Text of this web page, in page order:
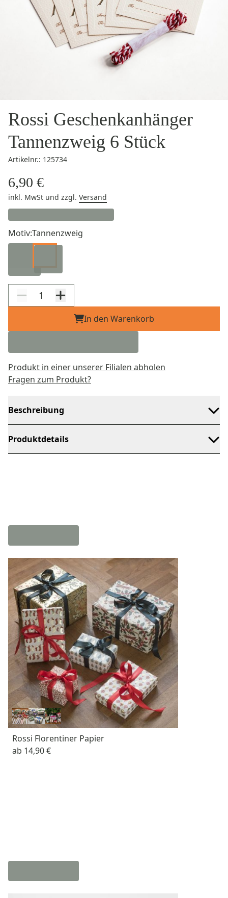
Rossi Geschenkanhänger
Tannenzweig 6 Stück
Artikelnr.: 125734
6,90 €
inkl. MwSt und zzgl. Versand
Motiv:Tannenzweig
In den Warenkorb
Produkt in einer unserer Filialen abholen
Fragen zum Produkt?
Beschreibung
Produktdetails
Rossi Florentiner Papier
ab 14,90 €